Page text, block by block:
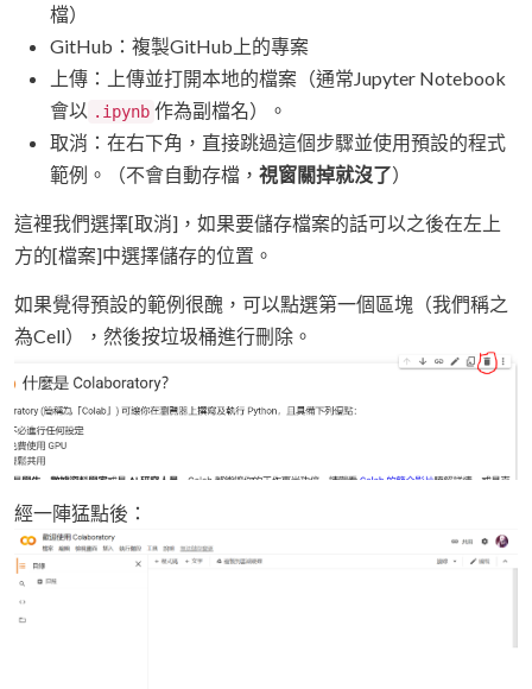
檔）
GitHub：複製GitHub上的專案
上傳：上傳並打開本地的檔案（通常Jupyter Notebook
會以 .ipynb 作為副檔名）。
取消：在右下角，直接跳過這個步驟並使用預設的程式
範例。（不會自動存檔， 視窗關掉就沒了）
這裡我們選擇[取消]，如果要儲存檔案的話可以之後在左上
方的[檔案]中選擇儲存的位置。
如果覺得預設的範例很醜，可以點選第一個區塊（我們稱之
為Cell），然後按垃圾桶進行刪除。
經一陣猛點後：